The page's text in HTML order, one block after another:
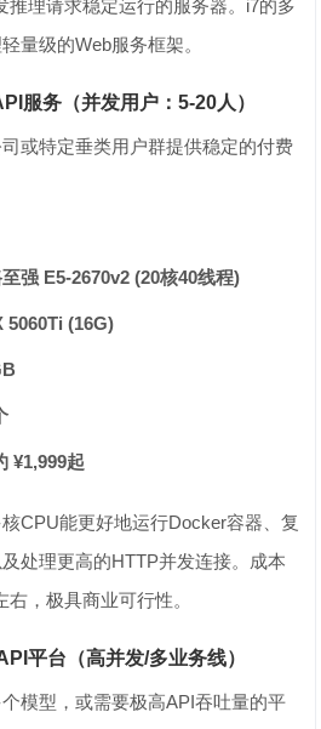
推理请求稳定运行的服务器。i7的多
量级的Web服务框架。
服务（并发用户：5-20人）
司或特定垂类用户群提供稳定的付费
强 E5-2670v2 (20核40线程)
5060Ti (16G)
¥1,999起
核CPU能更好地运行Docker容器、复
处理更高的HTTP并发连接。成本
，极具商业可行性。
平台（高并发/多业务线）
个模型，或需要极高API吞吐量的平